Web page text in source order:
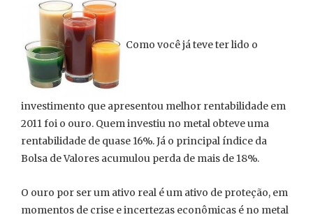
Como você já teve ter lido o
investimento que apresentou melhor rentabilidade em
2011 foi o ouro. Quem investiu no metal obteve uma
rentabilidade de quase 16%. Já o principal índice da
Bolsa de Valores acumulou perda de mais de 18%.
O ouro por ser um ativo real é um ativo de proteção, em
momentos de crise e incertezas econômicas é no metal